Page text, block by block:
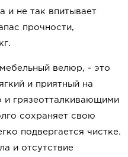
и не так впитывает
прочности,
велюр, - это
и приятный на
и грязеотталкивающими
сохраняет свою
подвергается чистке.
и отсутствие